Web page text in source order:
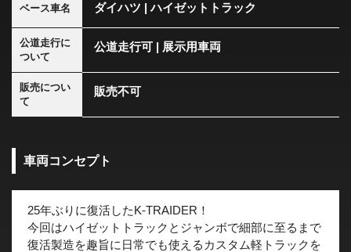
ベース車名 ダイハツ | ハイゼットトラック
公道走行に
ついて
公道走行可 | 展示用車両
販売につい
て
販売不可
車両コンセプト
25年ぶりに復活したK-TRAIDER！
今回はハイゼットトラックとジャンボで細部に至るまで
復活製造を趣旨に日常でも使えるカスタム軽トラックを